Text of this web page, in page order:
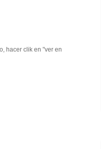
hacer clik en "ver en